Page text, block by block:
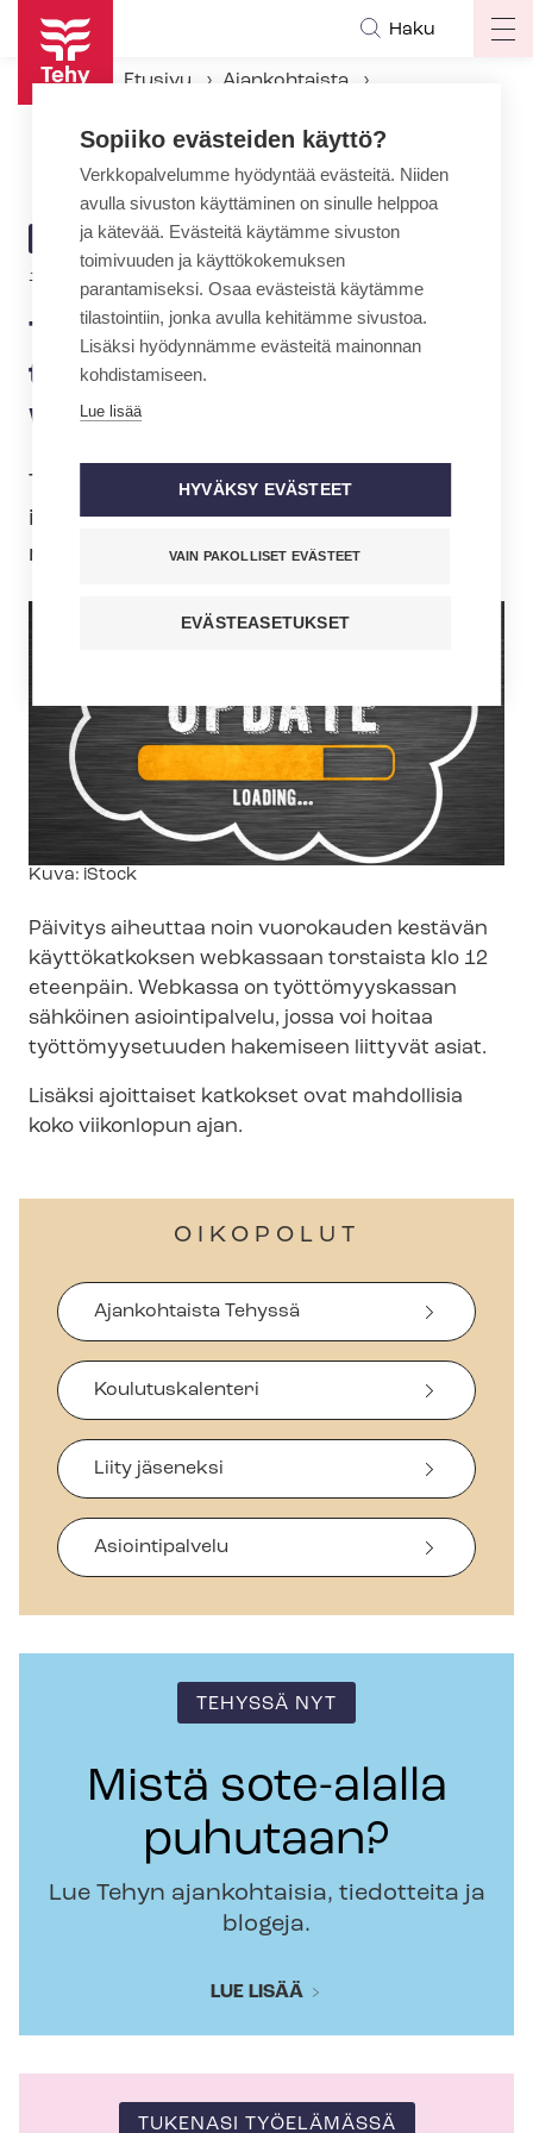
Hyppää
pääsisältöön
Haku
Etusivu
Ajankohtaista
Ter­vey­den­huol­toa­lan työttömyyskassan webkassassa käyttökatkos
ARTIKKELIN
KATEGORIA
AJANKOHTAISTA
18.11.2020 | 7:42
Ter­vey­den­huol­toa­lan
työttömyyskassan
webkassassa käyttökatkos
Ter­vey­den­huol­toa­lan työttömyyskassan
it-ympäristöä päivitetään 19–22.
marraskuuta.
Kuvateksti
Kuva: iStock
Päivitys aiheuttaa noin vuorokauden kestävän
käyttökatkoksen webkassaan torstaista klo 12
eteenpäin. Webkassa on työttömyyskassan
sähköinen asiointipalvelu, jossa voi hoitaa
työttömyysetuuden hakemiseen liittyvät asiat.
Lisäksi ajoittaiset katkokset ovat mahdollisia
koko viikonlopun ajan.
OIKOPOLUT
Ajankohtaista Tehyssä
Koulutuskalenteri
Liity jäseneksi
Asiointipalvelu
TEHYSSÄ NYT
Mistä sote-alalla
puhutaan?
Lue Tehyn ajankohtaisia, tiedotteita ja
blogeja.
LUE LISÄÄ
TUKENASI TYÖELÄMÄSSÄ
Sopiiko evästeiden käyttö?
Verkkopalvelumme hyödyntää evästeitä. Niiden
avulla sivuston käyttäminen on sinulle helppoa
ja kätevää. Evästeitä käytämme sivuston
toimivuuden ja käyttökokemuksen
parantamiseksi. Osaa evästeistä käytämme
tilastointiin, jonka avulla kehitämme sivustoa.
Lisäksi hyödynnämme evästeitä mainonnan
kohdistamiseen.
Lue lisää
HYVÄKSY EVÄSTEET
VAIN PAKOLLISET EVÄSTEET
EVÄSTEASETUKSET